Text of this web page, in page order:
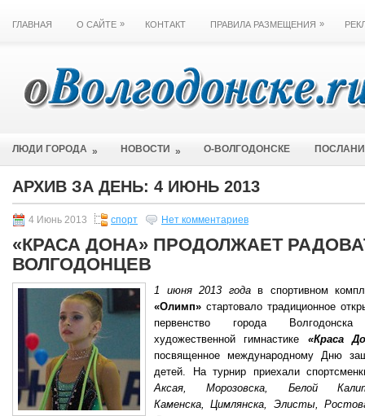
ГЛАВНАЯ О САЙТЕ » КОНТАКТ ПРАВИЛА РАЗМЕЩЕНИЯ »
ЛЮДИ ГОРОДА » НОВОСТИ » О-ВОЛГОДОНСКЕ
АРХИВ ЗА ДЕНЬ: 4 ИЮНЬ 2013
4 Июнь 2013 спорт Нет комментариев
«КРАСА ДОНА» ПРОДОЛЖАЕТ
ВОЛГОДОНЦЕВ
1 июня 2013 годав спортивном
«Олимп» стартовало традиционное
первенство города
художественной гимнастике «Краса
посвященное международному Дню
детей. На турнир приехали
Аксая, Морозовска, Белой
Каменска, Цимлянска, Элисты,